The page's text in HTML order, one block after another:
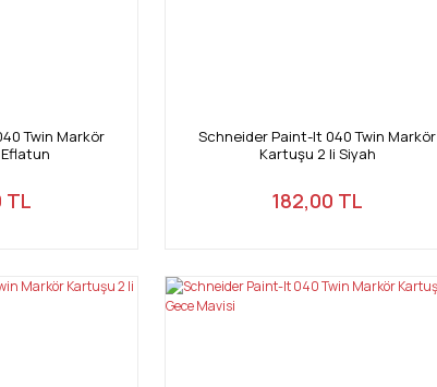
Twin Markör
TL
Schneider Paint-It 040 Twin Markör
Kartuşu 2 li Siyah
182,00 TL